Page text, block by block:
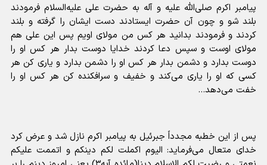
پیامبر اکرم صلی‌الله علیه و آله به حضرت علی علیه‌السلام فرمودند
بلند شو و چون آن حضرت ایستادند دست ایشان را گرفته و بلند
کردند و فرمودند بدانید هر کس من مولای اویم پس این علی هم
مولای اوست و سپس دعا کردند خدایا دوست بدار هر کس او را
دوست بدارد و دشمن بدار هر کس او را دشمن بدارد و یاری کن هر
کسی که او را یاری می‌کند و خفیف و سرافکنده کن هر کس او را
خفت می‌دهد…
پس از این خطبه مجدداً جبرئیل به پیامبر اکرم نازل شد و عرض کرد
خدای متعال می‌فرماید: الیوم اکملت لکم دینکم و اتممت علیکم